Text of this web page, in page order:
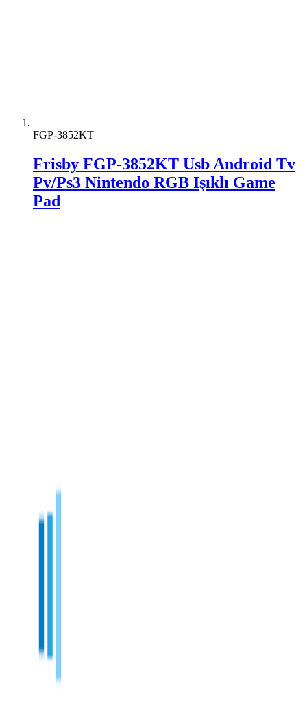
FGP-3852KT
Frisby FGP-3852KT Usb Android Tv
Pv/Ps3 Nintendo RGB Işıklı Game
Pad